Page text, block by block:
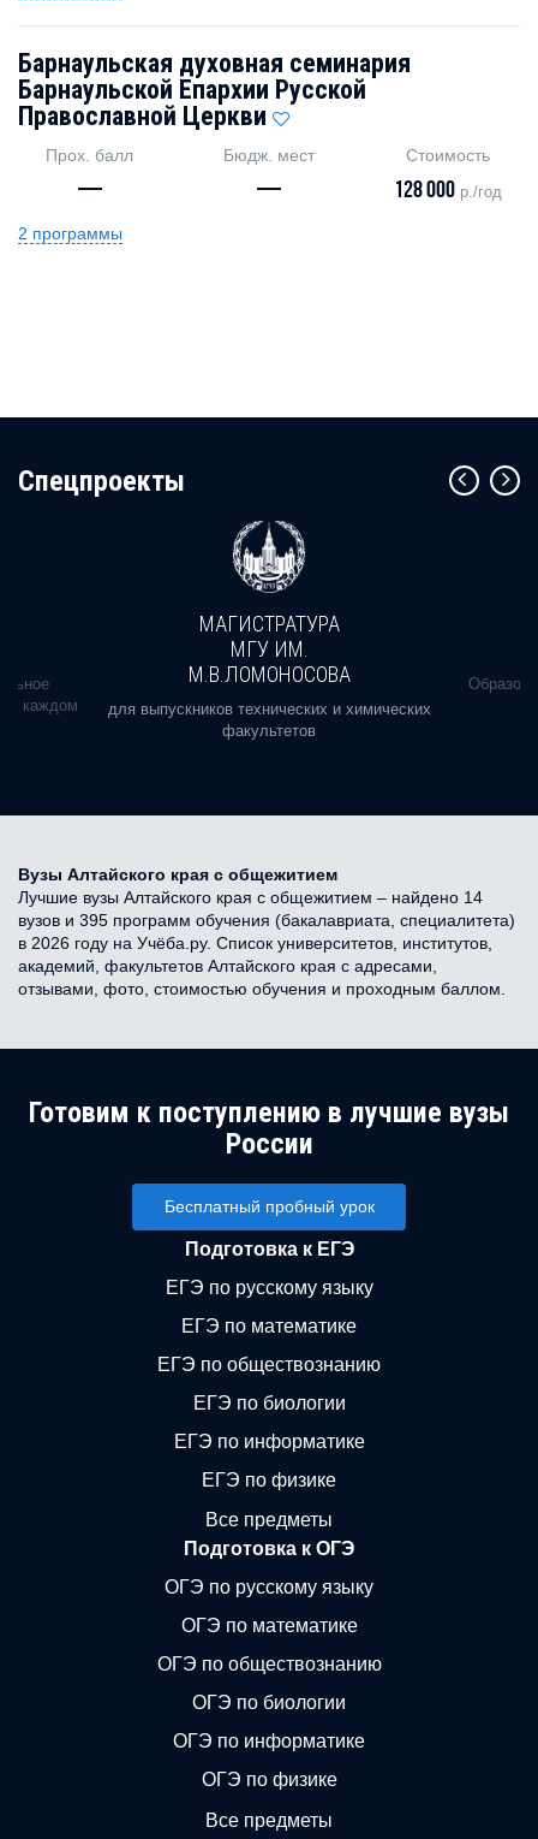
Барнаульская духовная семинария
Барнаульской Епархии Русской
Православной Церкви
Прох. балл
—
Бюдж. мест
—
Стоимость
128 000 р./год
2 программы
Cпецпроекты
в каждом
МАГИСТРАТУРА
МГУ ИМ.
М.В.ЛОМОНОСОВА
для выпускников технических и химических
факультетов
Вузы Алтайского края с общежитием
Лучшие вузы Алтайского края с общежитием – найдено 14
вузов и 395 программ обучения (бакалавриата, специалитета)
в 2026 году на Учёба.ру. Список университетов, институтов,
академий, факультетов Алтайского края с адресами,
отзывами, фото, стоимостью обучения и проходным баллом.
Готовим к поступлению в лучшие вузы
России
Бесплатный пробный урок
Подготовка к ЕГЭ
ЕГЭ по русскому языку
ЕГЭ по математике
ЕГЭ по обществознанию
ЕГЭ по биологии
ЕГЭ по информатике
ЕГЭ по физике
Все предметы
Подготовка к ОГЭ
ОГЭ по русскому языку
ОГЭ по математике
ОГЭ по обществознанию
ОГЭ по биологии
ОГЭ по информатике
ОГЭ по физике
Все предметы